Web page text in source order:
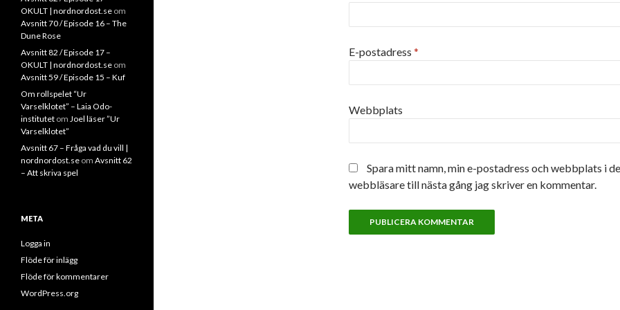
E-postadress *
Webbplats
Spara mitt namn, min e-postadress och webbplats i
webbläsare till nästa gång jag skriver en kommentar.
OKULT | nordnordost.se om
Avsnitt 70 / Episode 16 – The
Dune Rose
Avsnitt 82 / Episode 17 –
OKULT | nordnordost.se om
Avsnitt 59 / Episode 15 – Kuf
Om rollspelet “Ur
Varselklotet” – Laia Odo-
institutet om Joel läser ”Ur
Varselklotet”
Avsnitt 67 – Fråga vad du vill |
nordnordost.se om Avsnitt 62
– Att skriva spel
META
Logga in
Flöde för inlägg
Flöde för kommentarer
WordPress.org